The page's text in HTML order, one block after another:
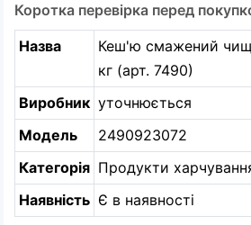
Коротка перевірка перед
Назва
Кеш'ю смажений
кг (арт. 7490)
Виробник уточнюється
Модель
2490923072
Категорія Продукти
Наявність Є в наявності